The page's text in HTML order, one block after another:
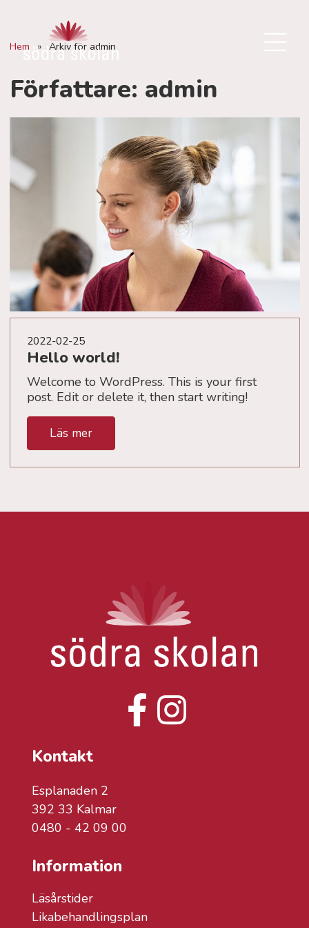
Hem » Arkiv för admin
Författare: admin
2022-02-25
Hello world!
Welcome to WordPress. This is your first
post. Edit or delete it, then start writing!
Läs mer
Kontakt
Esplanaden 2
392 33 Kalmar
0480 - 42 09 00
Information
Läsårstider
Likabehandlingsplan